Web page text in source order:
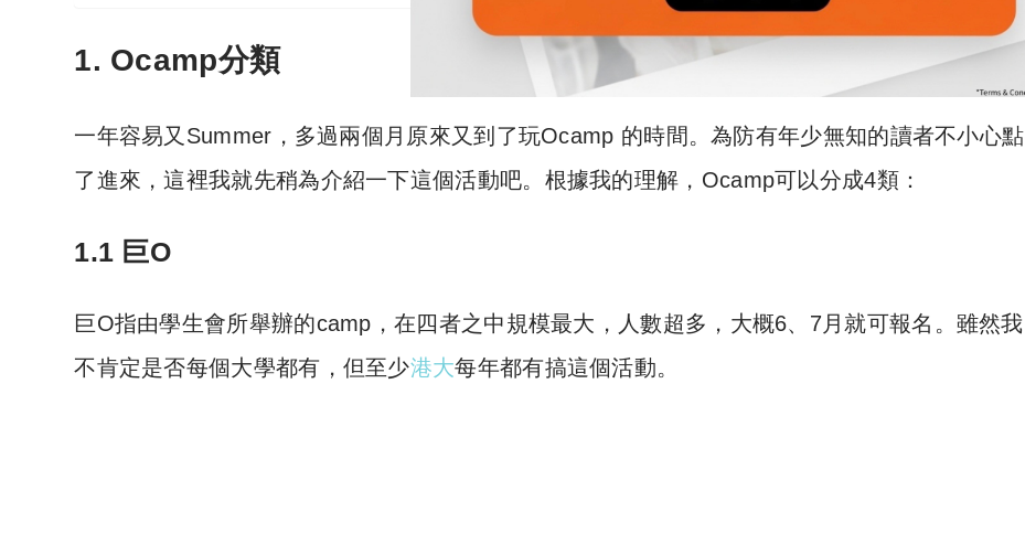
1. Ocamp分類
一年容易又Summer，多過兩個月原來又到了玩Ocamp 的時間。為防有年少無知的讀者不小心點
了進來，這裡我就先稍為介紹一下這個活動吧。根據我的理解，Ocamp可以分成4類：
1.1 巨O
巨O指由學生會所舉辦的camp，在四者之中規模最大，人數超多，大概6、7月就可報名。雖然我
不肯定是否每個大學都有，但至少港大每年都有搞這個活動。